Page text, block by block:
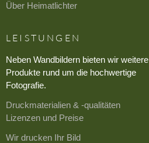
Über Heimatlichter
LEISTUNGEN
Neben Wandbildern bieten wir weitere
Produkte rund um die hochwertige
Fotografie.
Druckmaterialien & -qualitäten
Lizenzen und Preise
Wir drucken Ihr Bild